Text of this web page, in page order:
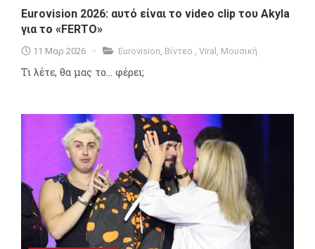
Eurovision 2026: αυτό είναι το video clip του Akyla
για το «FERTO»
11 Μαρ 2026 Eurovision, Βίντεο , Viral , Μουσική
Τι λέτε, θα μας το... φέρει;